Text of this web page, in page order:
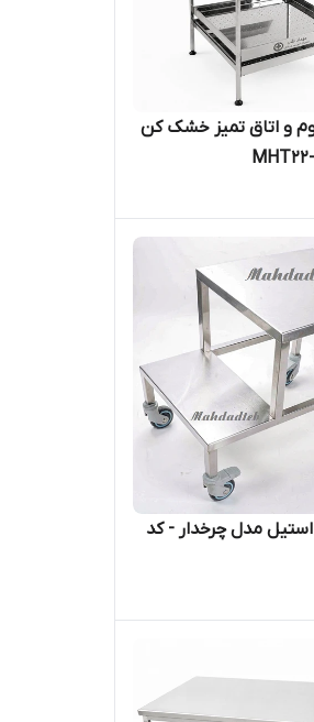
و اتاق تمیز خشک کن
مدل چرخدار - کد